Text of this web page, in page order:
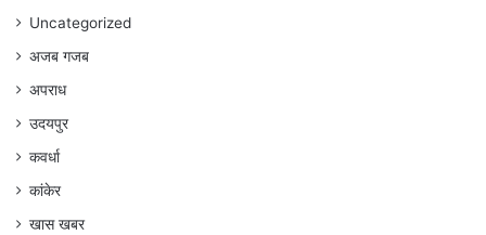
Uncategorized
अजब गजब
अपराध
उदयपुर
कवर्धा
कांकेर
खास खबर